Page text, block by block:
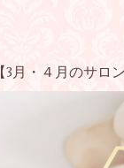
【3月・４月のサロ